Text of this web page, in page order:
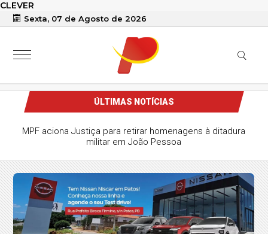
CLEVER
Sexta, 07 de Agosto de 2026
ÚLTIMAS NOTÍCIAS
MPF aciona Justiça para retirar homenagens à ditadura
militar em João Pessoa